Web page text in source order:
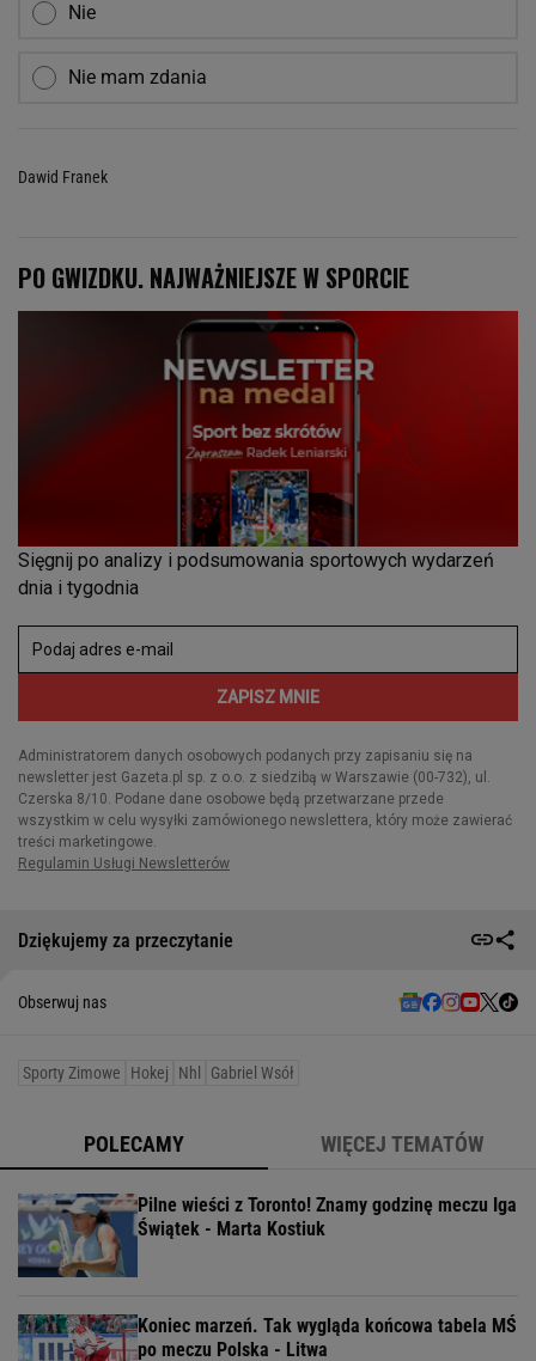
Nie
Nie mam zdania
Dawid Franek
Dziękujemy za przeczytanie
Obserwuj nas
Sporty Zimowe Hokej Nhl Gabriel Wsół
POLECAMY WIĘCEJ TEMATÓW
Pilne wieści z Toronto! Znamy godzinę meczu Iga
Świątek - Marta Kostiuk
Koniec marzeń. Tak wygląda końcowa tabela MŚ
po meczu Polska - Litwa